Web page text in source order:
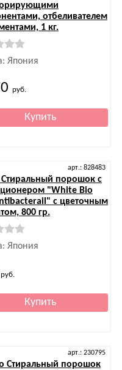
отбеливателем
1 кг.
Япония
руб.
арт.: 828483
Стиральный порошок с
"White Bio
с цветочным
800 гр.
Япония
руб.
арт.: 230795
Стиральный порошок